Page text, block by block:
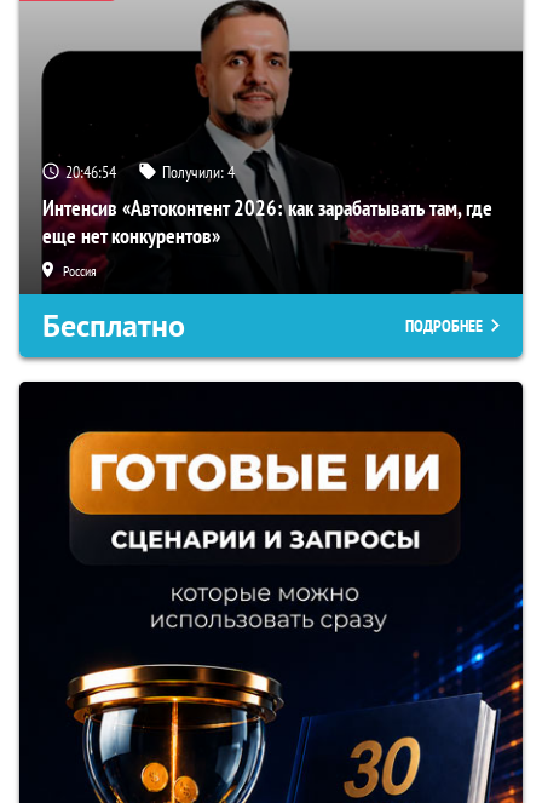
20:46:53 Получили:4
Интенсив «Автоконтент 2026: как зарабатывать там, где
еще нет конкурентов»
Россия
Бесплатно ПОДРОБНЕЕ